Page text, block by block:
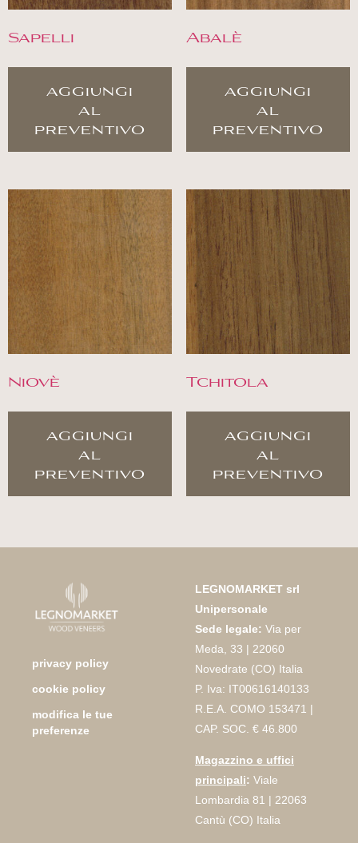
Sapelli
aggiungi
al
preventivo
Abalè
aggiungi
al
preventivo
Niovè
aggiungi
al
preventivo
Tchitola
aggiungi
al
preventivo
privacy policy
cookie policy
modifica le tue
preferenze
LEGNOMARKET srl
Unipersonale
Sede legale: Via per
Meda, 33 | 22060
Novedrate (CO) Italia
P. Iva: IT00616140133
R.E.A. COMO 153471 |
CAP. SOC. € 46.800
Magazzino e uffici
principali: Viale
Lombardia 81 | 22063
Cantù (CO) Italia